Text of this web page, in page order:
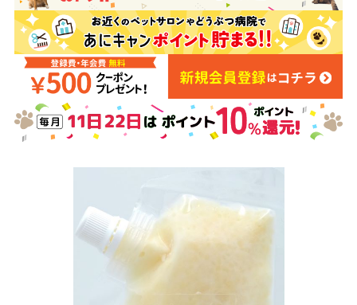
ドッグフード キャットフード
美容・ケア用品 服・おさんぽ用品
トリマーグッズ シニアサポート
あにまるキャンパスについて
アフターサービス
商品リクエスト